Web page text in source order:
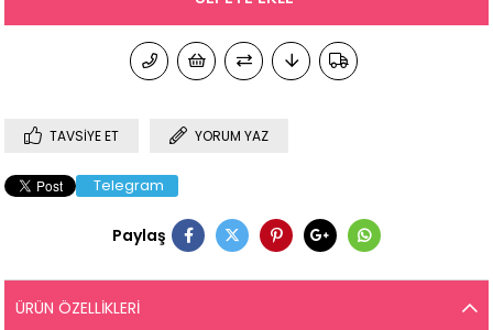
TAVSIYE ET YORUM YAZ
Telegram
Paylaş
ÜRÜN ÖZELLIKLERI